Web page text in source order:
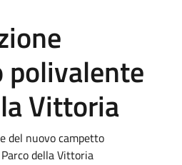
Vittoria
del nuovo campetto
della Vittoria